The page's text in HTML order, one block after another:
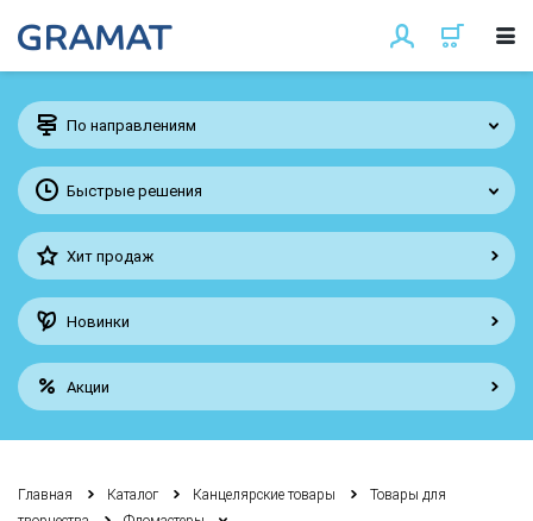
По направлениям
Быстрые решения
Хит продаж
Новинки
Акции
Главная Каталог Канцелярские товары
Товары для